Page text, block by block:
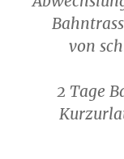
von
2 Tage